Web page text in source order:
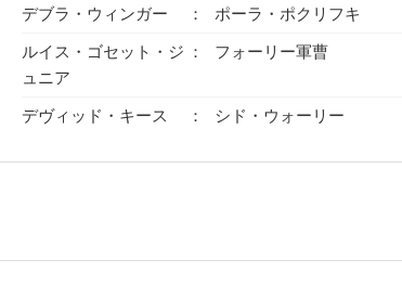
デブラ・ウィンガー ポーラ・ポクリフキ
ルイス・ゴセット・ジ
ュニア
フォーリー軍曹
デヴィッド・キース シド・ウォーリー